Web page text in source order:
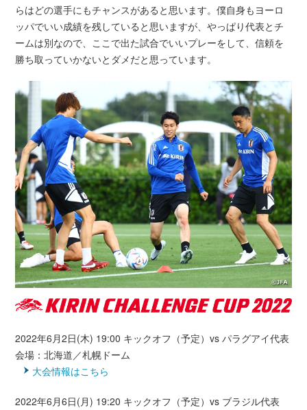
らはどの選手にもチャンスがあると思います。僕自身もヨーロ
ッパでいい成績を残していると思いますが、やっぱり代表とチ
ームは別なので、ここで出た試合でいいプレーをして、信頼を
勝ち取っていかないとダメだと思っています。
2022年6月2日(木) 19:00 キックオフ（予定）vs パラグアイ代表
会場：北海道／札幌ドーム
大会情報はこちら
2022年6月6日(月) 19:20 キックオフ（予定）vs ブラジル代表